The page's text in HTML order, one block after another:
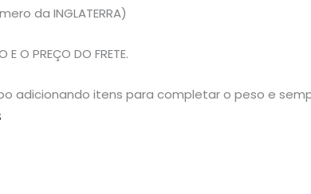
da INGLATERRA)
O PREÇO DO FRETE.
adicionando itens para completar o peso e